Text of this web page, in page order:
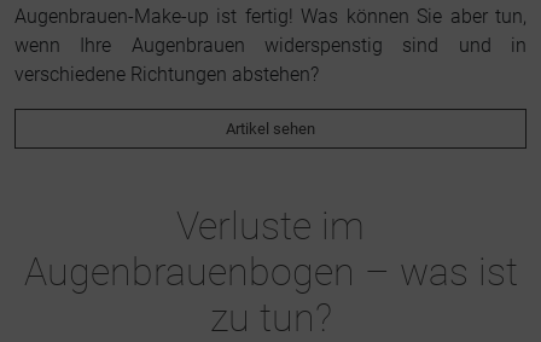
Augenbrauen-Make-up ist fertig! Was können Sie aber tun,
wenn Ihre Augenbrauen widerspenstig sind und in
verschiedene Richtungen abstehen?
Artikel sehen
Verluste im
Augenbrauenbogen – was ist
zu tun?